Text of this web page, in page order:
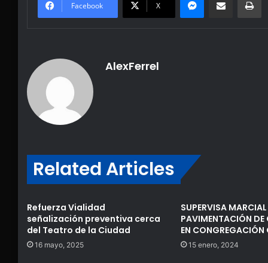
Facebook X
AlexFerrel
Related Articles
Refuerza Vialidad
señalización preventiva cerca
del Teatro de la Ciudad
16 mayo, 2025
SUPERVISA
PAVIMENTACIÓN DE
EN CONGREGACIÓN
15 enero, 2024